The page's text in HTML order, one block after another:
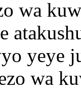
wa
yeye
wa